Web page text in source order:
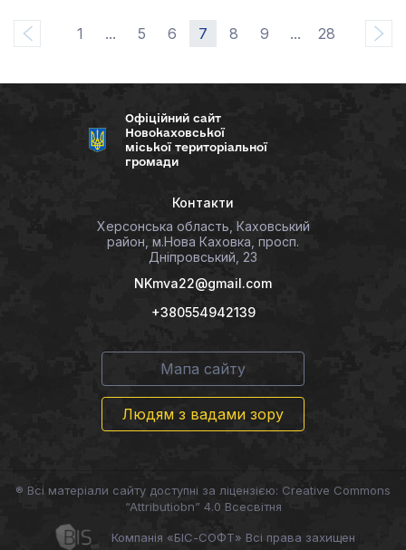
1 ... 5 6 7 8 9 ... 28
Офіційний сайт
Новокаховської
міської територіальної
громади
Контакти
Херсонська область, Каховський
район, м.Нова Каховка, просп.
Дніпровський, 23
NKmva22@gmail.com
+380554942139
Мапа сайту
Людям з вадами зору
® Всі матеріали сайту доступні за ліцензією: Creative Commons
“Attributiobn” 4.0 Всесвітня
Компанія «БІС-СОФТ» Всі права захищен